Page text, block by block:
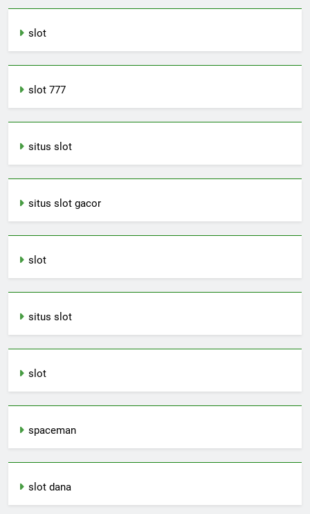
slot
slot 777
situs slot
situs slot gacor
slot
situs slot
slot
spaceman
slot dana